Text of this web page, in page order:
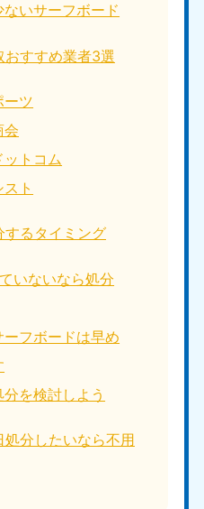
いサーフボード
おすすめ業者3選
ーツ
会
トコム
ト
するタイミング
いないなら処分
フボードは早め
を検討しよう
分したいなら不用